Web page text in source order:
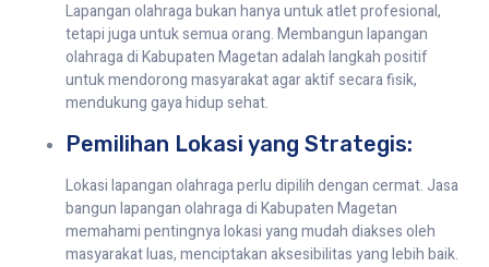
Lapangan olahraga bukan hanya untuk atlet profesional,
tetapi juga untuk semua orang. Membangun lapangan
olahraga di Kabupaten Magetan adalah langkah positif
untuk mendorong masyarakat agar aktif secara fisik,
mendukung gaya hidup sehat.
Pemilihan Lokasi yang Strategis:
Lokasi lapangan olahraga perlu dipilih dengan cermat. Jasa
bangun lapangan olahraga di Kabupaten Magetan
memahami pentingnya lokasi yang mudah diakses oleh
masyarakat luas, menciptakan aksesibilitas yang lebih baik.